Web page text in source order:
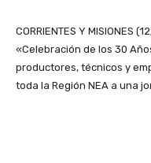
CORRIENTES Y MISIONES
«Celebración de los 30
productores, técnicos y
toda la Región NEA a una